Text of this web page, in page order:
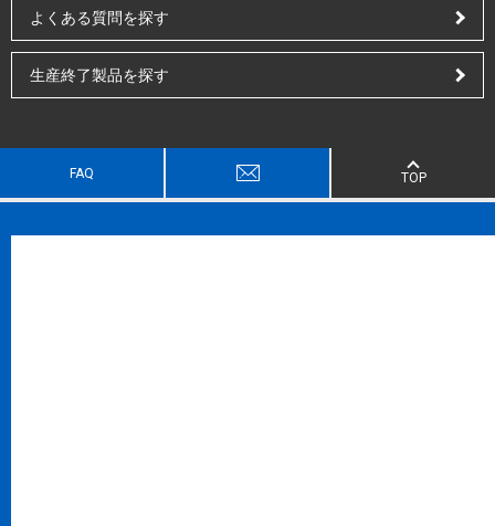
よくある質問を探す
生産終了製品を探す
FAQ TOP